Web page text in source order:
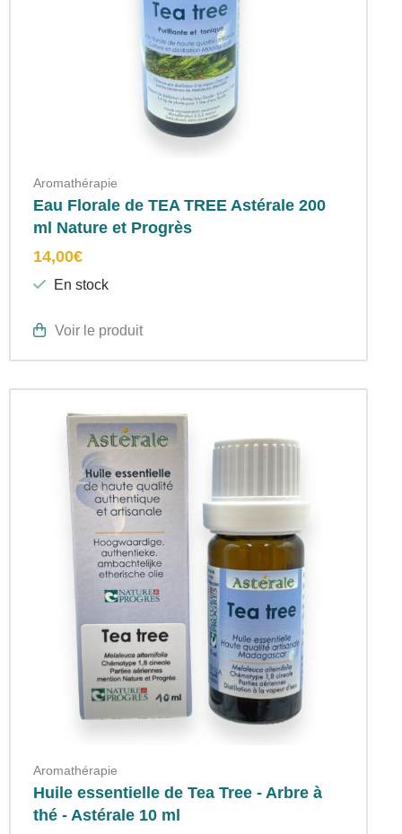
Aromathérapie
Eau Florale de TEA TREE Astérale 200
ml Nature et Progrès
14,00€
En stock
Voir le produit
Aromathérapie
Huile essentielle de Tea Tree - Arbre à
thé - Astérale 10 ml